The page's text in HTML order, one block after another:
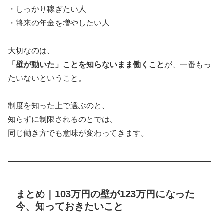
・しっかり稼ぎたい人
・将来の年金を増やしたい人
大切なのは、
「壁が動いた」ことを知らないまま働くことが、一番もっ
たいないということ。
制度を知った上で選ぶのと、
知らずに制限されるのとでは、
同じ働き方でも意味が変わってきます。
――――――――――――――――――――――――――
まとめ｜103万円の壁が123万円になった
今、知っておきたいこと